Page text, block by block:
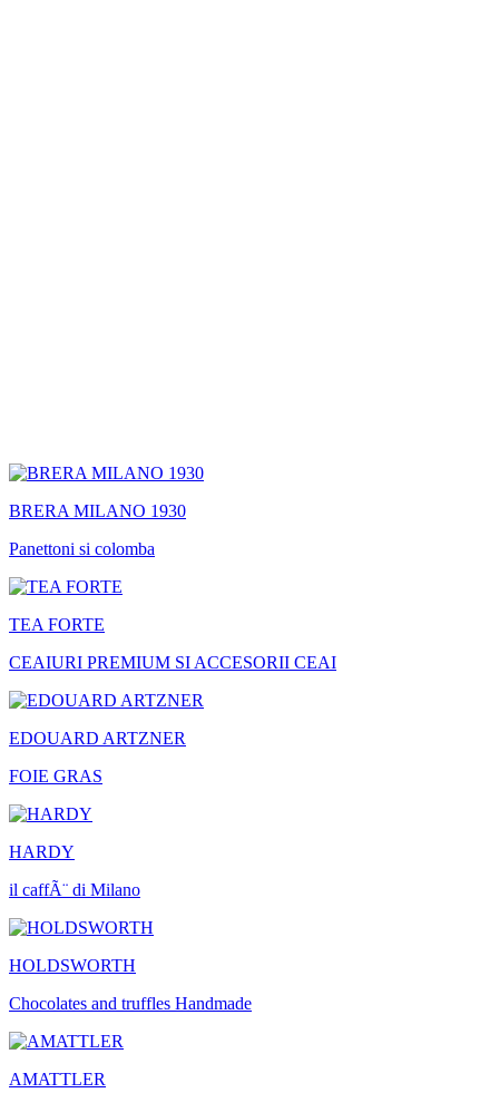
BRERA MILANO 1930
Panettoni si colomba
TEA FORTE
CEAIURI PREMIUM SI ACCESORII CEAI
EDOUARD ARTZNER
FOIE GRAS
HARDY
il caffÃ¨ di Milano
HOLDSWORTH
Chocolates and truffles Handmade
AMATTLER